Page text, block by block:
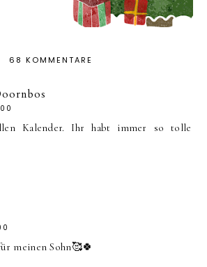
68 KOMMENTARE
Kalender. Ihr habt immer so tolle
meinen Sohn🥰🍀